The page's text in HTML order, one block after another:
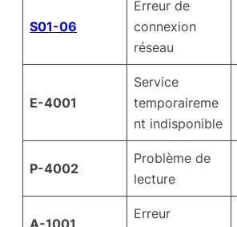
S01-06
Erreur de
connexion
réseau
E-4001
Service
temporaireme
nt indisponible
P-4002
Problème de
lecture
Erreur